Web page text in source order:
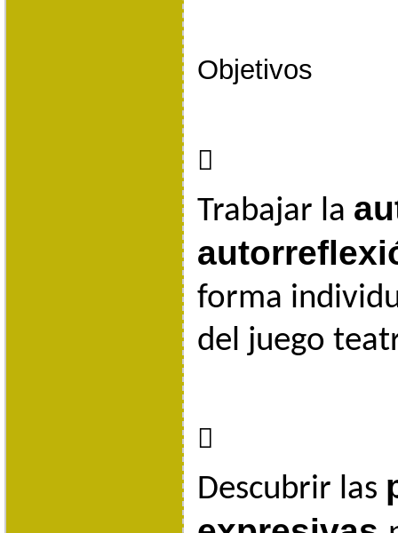
Objetivos

Trabajar la
forma
del juego

Descubrir las